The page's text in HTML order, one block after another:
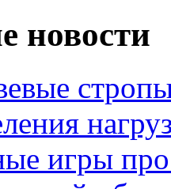
новости
игры